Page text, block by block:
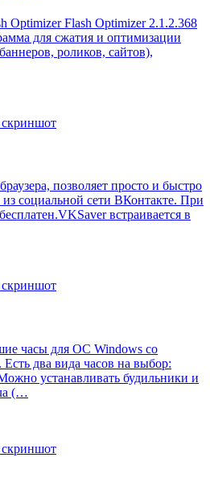
Optimizer Flash Optimizer 2.1.2.368
для сжатия и оптимизации
роликов, сайтов),
позволяет просто и быстро
социальной сети ВКонтакте. При
встраивается в
часы для ОС Windows со
два вида часов на выбор:
устанавливать будильники и
(…